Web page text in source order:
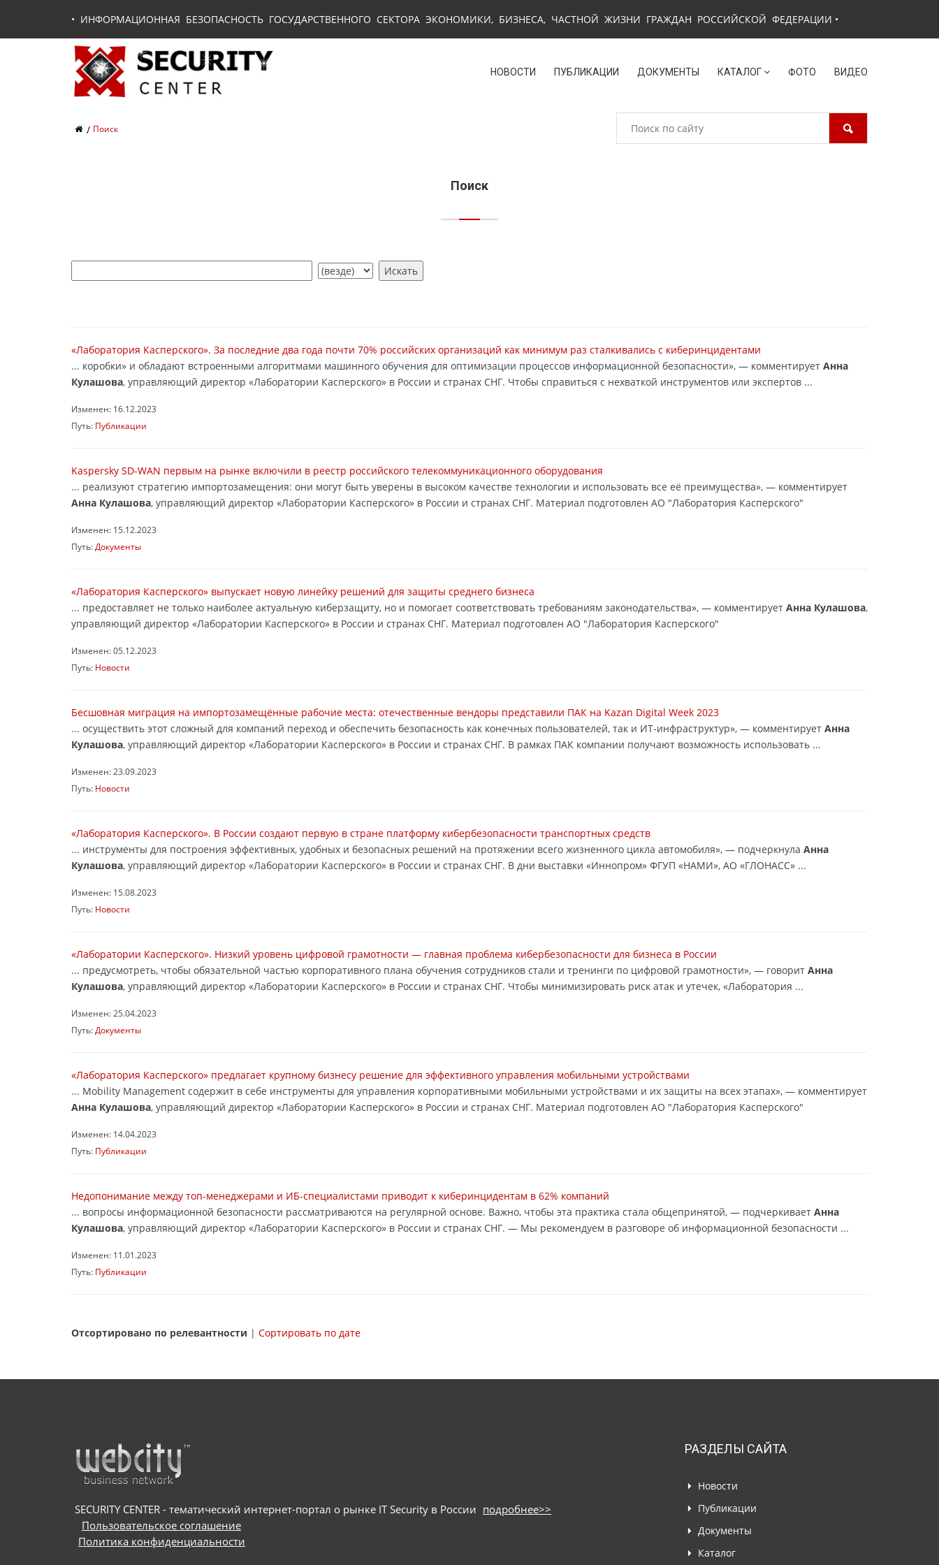
• ИНФОРМАЦИОННАЯ БЕЗОПАСНОСТЬ ГОСУДАРСТВЕННОГО СЕКТОРА ЭКОНОМИКИ, БИЗНЕСА, ЧАСТНОЙ ЖИЗНИ ГРАЖДАН РОССИЙСКОЙ ФЕДЕРАЦИИ •
НОВОСТИ ПУБЛИКАЦИИ ДОКУМЕНТЫ КАТАЛОГ ФОТО ВИДЕО
Поиск
Поиск
«Лаборатория Касперского». За последние два года почти 70% российских организаций как минимум раз сталкивались с киберинцидентами
... коробки» и обладают встроенными алгоритмами машинного обучения для оптимизации процессов информационной безопасности», — комментирует Анна
Кулашова, управляющий директор «Лаборатории Касперского» в России и странах СНГ. Чтобы справиться с нехваткой инструментов или экспертов ...
Изменен: 16.12.2023
Путь: Публикации
Kaspersky SD-WAN первым на рынке включили в реестр российского телекоммуникационного оборудования
... реализуют стратегию импортозамещения: они могут быть уверены в высоком качестве технологии и использовать все её преимущества», — комментирует
Анна Кулашова, управляющий директор «Лаборатории Касперского» в России и странах СНГ. Материал подготовлен АО "Лаборатория Касперского"
Изменен: 15.12.2023
Путь: Документы
«Лаборатория Касперского» выпускает новую линейку решений для защиты среднего бизнеса
... предоставляет не только наиболее актуальную киберзащиту, но и помогает соответствовать требованиям законодательства», — комментирует Анна Кулашова,
управляющий директор «Лаборатории Касперского» в России и странах СНГ. Материал подготовлен АО "Лаборатория Касперского"
Изменен: 05.12.2023
Путь: Новости
Бесшовная миграция на импортозамещённые рабочие места: отечественные вендоры представили ПАК на Kazan Digital Week 2023
... осуществить этот сложный для компаний переход и обеспечить безопасность как конечных пользователей, так и ИТ-инфраструктур», — комментирует Анна
Кулашова, управляющий директор «Лаборатории Касперского» в России и странах СНГ. В рамках ПАК компании получают возможность использовать ...
Изменен: 23.09.2023
Путь: Новости
«Лаборатория Касперского». В России создают первую в стране платформу кибербезопасности транспортных средств
... инструменты для построения эффективных, удобных и безопасных решений на протяжении всего жизненного цикла автомобиля», — подчеркнула Анна
Кулашова, управляющий директор «Лаборатории Касперского» в России и странах СНГ. В дни выставки «Иннопром» ФГУП «НАМИ», АО «ГЛОНАСС» ...
Изменен: 15.08.2023
Путь: Новости
«Лаборатории Касперского». Низкий уровень цифровой грамотности ― главная проблема кибербезопасности для бизнеса в России
... предусмотреть, чтобы обязательной частью корпоративного плана обучения сотрудников стали и тренинги по цифровой грамотности», — говорит Анна
Кулашова, управляющий директор «Лаборатории Касперского» в России и странах СНГ. Чтобы минимизировать риск атак и утечек, «Лаборатория ...
Изменен: 25.04.2023
Путь: Документы
«Лаборатория Касперского» предлагает крупному бизнесу решение для эффективного управления мобильными устройствами
... Mobility Management содержит в себе инструменты для управления корпоративными мобильными устройствами и их защиты на всех этапах», — комментирует
Анна Кулашова, управляющий директор «Лаборатории Касперского» в России и странах СНГ. Материал подготовлен АО "Лаборатория Касперского"
Изменен: 14.04.2023
Путь: Публикации
Недопонимание между топ-менеджерами и ИБ-специалистами приводит к киберинцидентам в 62% компаний
... вопросы информационной безопасности рассматриваются на регулярной основе. Важно, чтобы эта практика стала общепринятой, ― подчеркивает Анна
Кулашова, управляющий директор «Лаборатории Касперского» в России и странах СНГ. ― Мы рекомендуем в разговоре об информационной безопасности ...
Изменен: 11.01.2023
Путь: Публикации
Отсортировано по релевантности | Сортировать по дате
SECURITY CENTER - тематический интернет-портал о рынке IT Security в России подробнее>>
Пользовательское соглашение
Политика конфиденциальности
РАЗДЕЛЫ САЙТА
Новости
Публикации
Документы
Каталог